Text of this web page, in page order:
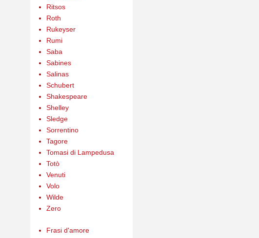
Ritsos
Roth
Rukeyser
Rumi
Saba
Sabines
Salinas
Schubert
Shakespeare
Shelley
Sledge
Sorrentino
Tagore
Tomasi di Lampedusa
Totò
Venuti
Volo
Wilde
Zero
Frasi d'amore